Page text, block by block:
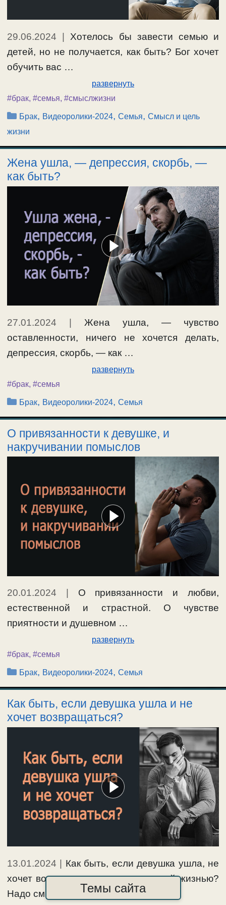
29.06.2024 | Хотелось бы завести семью и
детей, но не получается, как быть? Бог хочет
обучить вас …
развернуть
#брак, #семья, #смыслжизни
Рубрики
Брак, Видеоролики-2024,Семья,Смысл и цель
жизни
Жена ушла, — депрессия, скорбь, —
как быть?
27.01.2024 | Жена ушла, — чувство
оставленности, ничего не хочется делать,
депрессия, скорбь, — как …
развернуть
#брак, #семья
Рубрики
Брак, Видеоролики-2024,Семья
О привязанности к девушке, и
накручивании помыслов
20.01.2024
О привязанности и любви,
естественной и страстной. О чувстве
приятности и душевном …
развернуть
#брак, #семья
Рубрики
Брак, Видеоролики-2024,Семья
Как быть, если девушка ушла и не
хочет возвращаться?
13.01.2024 | Как быть, если девушка ушла, не
хочет возвращаться, и живет другой жизнью?
Надо смириться …Темы сайта